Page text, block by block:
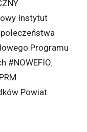
Instytut
Programu
#NOWEFIO.
Powiat